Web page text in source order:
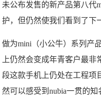
未公布发售的新产品第八代
护，但仍然使我们看到了下
做为mini（小公牛）系列产
上仍然会变成年青客户最
段这款手机上仍处在工程项
然可以感受到nubia一贯的